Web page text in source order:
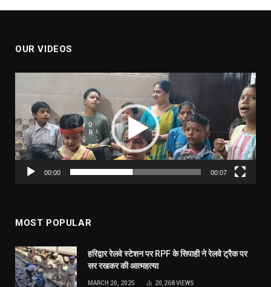
OUR VIDEOS
00:00 00:07
MOST POPULAR
हरिद्वार रेलवे स्टेशन पर RPF के सिपाही ने रेलवे ट्रैक पर
सर रखकर की आत्महत्या
MARCH 20, 2025 20,268VIEWS